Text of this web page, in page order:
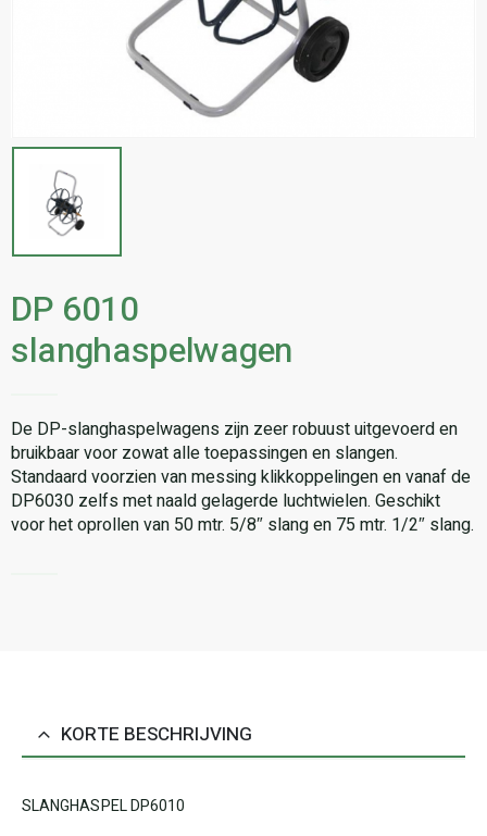
DP 6010
slanghaspelwagen
De DP-slanghaspelwagens zijn zeer robuust uitgevoerd en
bruikbaar voor zowat alle toepassingen en slangen.
Standaard voorzien van messing klikkoppelingen en vanaf de
DP6030 zelfs met naald gelagerde luchtwielen. Geschikt
voor het oprollen van 50 mtr. 5/8″ slang en 75 mtr. 1/2″ slang.
KORTE BESCHRIJVING
SLANGHASPEL DP6010